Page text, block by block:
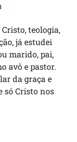
teologia,
já estudei
marido, pai,
avô e pastor.
da graça e
só Cristo nos